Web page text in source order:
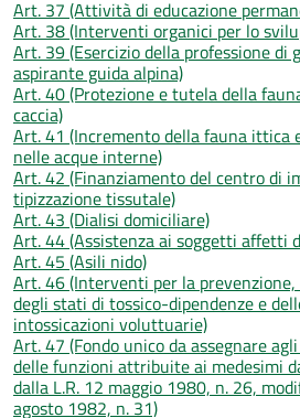
Art. 37 (Attività di educazione
Art. 38 (Interventi organici per lo
Art. 39 (Esercizio della professione di
aspirante guida alpina)
Art. 40 (Protezione e tutela della
caccia)
Art. 41 (Incremento della fauna ittica
nelle acque interne)
Art. 42 (Finanziamento del centro di
tipizzazione tissutale)
Art. 43 (Dialisi domiciliare)
Art. 44 (Assistenza ai soggetti affetti
Art. 45 (Asili nido)
Art. 46 (Interventi per la
degli stati di tossico-dipendenze e
intossicazioni voluttuarie)
Art. 47 (Fondo unico da assegnare
delle funzioni attribuite ai medesimi
dalla L.R. 12 maggio 1980, n. 26,
agosto 1982, n. 31)